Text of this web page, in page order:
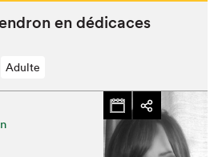
en dédicaces
Adulte